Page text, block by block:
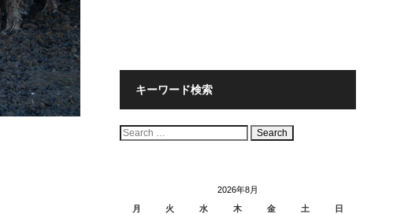
キーワード検索
検
索:
2026年8月
月
火 水 木 金 土 日